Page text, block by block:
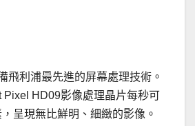
飛利浦最先進的屏幕處理技術。
Pixel HD09影像處理晶片每秒可
呈現無比鮮明、細緻的影像。